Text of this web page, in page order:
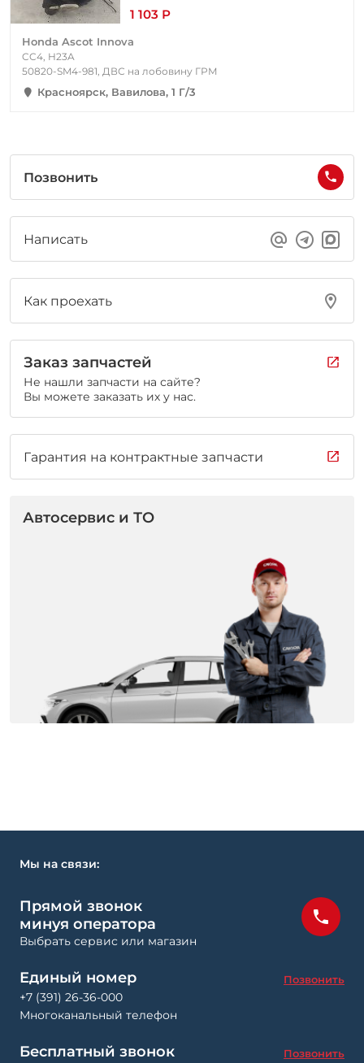
1 103 Р
Honda Ascot Innova
CC4, H23A
50820-SM4-981, ДВС на лобовину ГРМ
Красноярск, Вавилова, 1 Г/3
Позвонить
Написать
Как проехать
Заказ запчастей
Не нашли запчасти на сайте?
Вы можете заказать их у нас.
Гарантия на контрактные запчасти
Автосервис и ТО
Мы на связи:
Прямой звонок
минуя оператора
Выбрать сервис или магазин
Единый номер Позвонить
+7 (391) 26-36-000
Многоканальный телефон
Бесплатный звонок Позвонить